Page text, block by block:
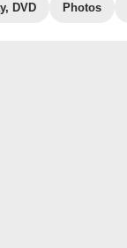
DVD Photos